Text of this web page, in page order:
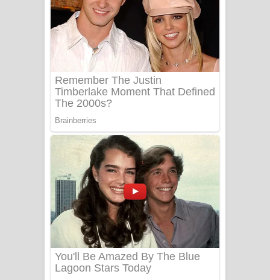
Tharu Yaye Dilena Song Lyrics - තරු
යායේ දිලෙනා ගීතයේ පද පෙළ
Ow Man Sosa Song Lyrics - ඔව් මං
සෝසා ගීතයේ පද පෙළ
Heavy Weight Song Lyrics
Aye Lanweela Song Lyrics - ආයේ
ලංවීලා ගීතයේ පද පෙළ
Ala purannata Song Lyrics - ආල
පුරන්නට ගීතයේ පද පෙළ
FEVER DREAM Lyrics - Alex Warren
BTS : Hooligan Lyrics